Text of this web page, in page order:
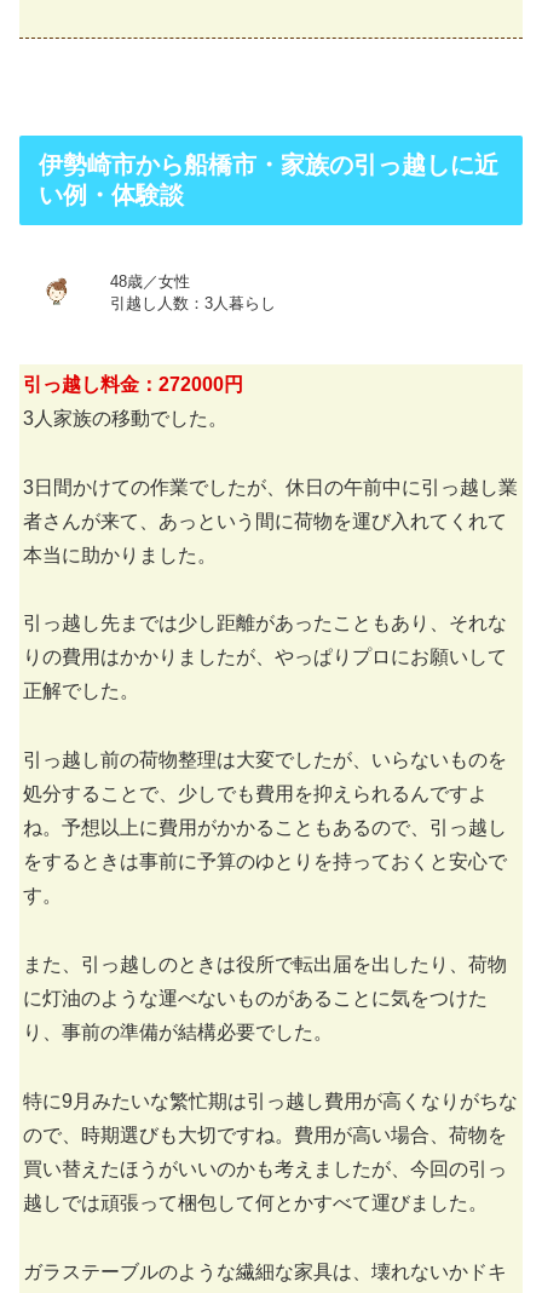
伊勢崎市から船橋市・家族の引っ越しに近
い例・体験談
48歳／女性
引越し人数：3人暮らし
引っ越し料金：272000円
3人家族の移動でした。
3日間かけての作業でしたが、休日の午前中に引っ越し業
者さんが来て、あっという間に荷物を運び入れてくれて
本当に助かりました。
引っ越し先までは少し距離があったこともあり、それな
りの費用はかかりましたが、やっぱりプロにお願いして
正解でした。
引っ越し前の荷物整理は大変でしたが、いらないものを
処分することで、少しでも費用を抑えられるんですよ
ね。予想以上に費用がかかることもあるので、引っ越し
をするときは事前に予算のゆとりを持っておくと安心で
す。
また、引っ越しのときは役所で転出届を出したり、荷物
に灯油のような運べないものがあることに気をつけた
り、事前の準備が結構必要でした。
特に9月みたいな繁忙期は引っ越し費用が高くなりがちな
ので、時期選びも大切ですね。費用が高い場合、荷物を
買い替えたほうがいいのかも考えましたが、今回の引っ
越しでは頑張って梱包して何とかすべて運びました。
ガラステーブルのような繊細な家具は、壊れないかドキ